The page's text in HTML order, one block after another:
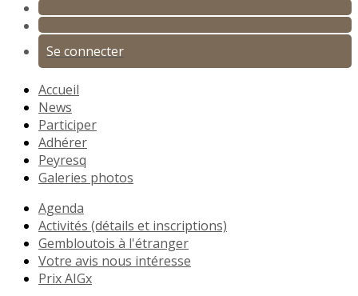
Se connecter
Accueil
News
Participer
Adhérer
Peyresq
Galeries photos
Agenda
Activités (détails et inscriptions)
Gembloutois à l'étranger
Votre avis nous intéresse
Prix AIGx